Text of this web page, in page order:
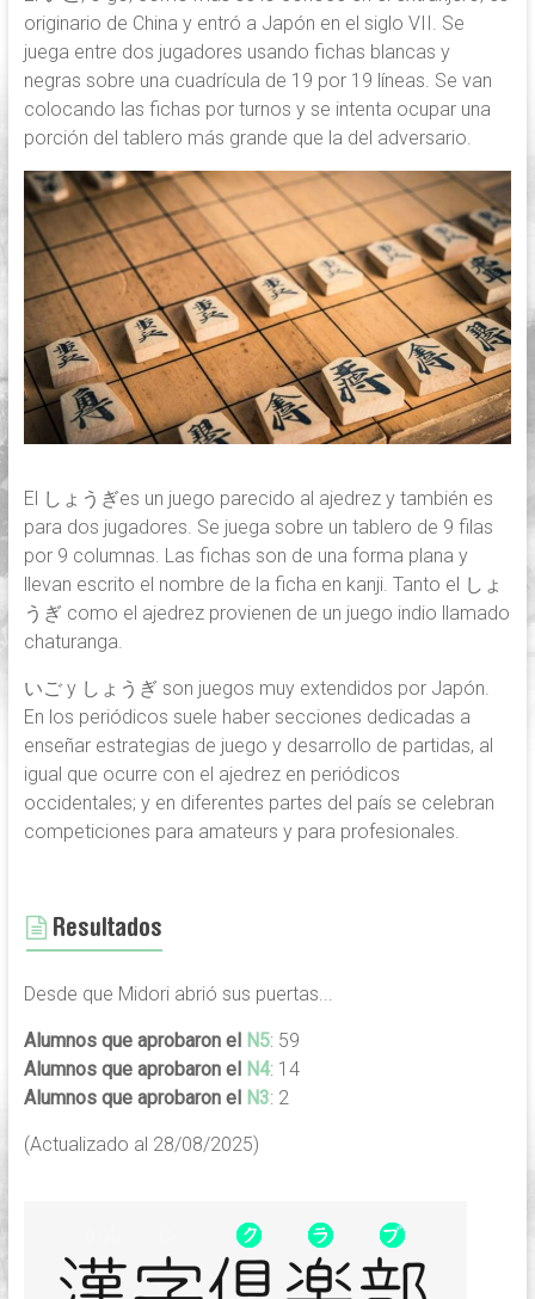
originario de China y entró a Japón en el siglo VII. Se
juega entre dos jugadores usando fichas blancas y
negras sobre una cuadrícula de 19 por 19 líneas. Se van
colocando las fichas por turnos y se intenta ocupar una
porción del tablero más grande que la del adversario.
El しょうぎes un juego parecido al ajedrez y también es
para dos jugadores. Se juega sobre un tablero de 9 filas
por 9 columnas. Las fichas son de una forma plana y
llevan escrito el nombre de la ficha en kanji. Tanto el しょ
うぎ como el ajedrez provienen de un juego indio llamado
chaturanga.
いご y しょうぎ son juegos muy extendidos por Japón.
En los periódicos suele haber secciones dedicadas a
enseñar estrategias de juego y desarrollo de partidas, al
igual que ocurre con el ajedrez en periódicos
occidentales; y en diferentes partes del país se celebran
competiciones para amateurs y para profesionales.
Resultados
Desde que Midori abrió sus puertas...
Alumnos que aprobaron el N5: 59
Alumnos que aprobaron el
N4: 14
Alumnos que aprobaron el
N3: 2
(Actualizado al 28/08/2025)